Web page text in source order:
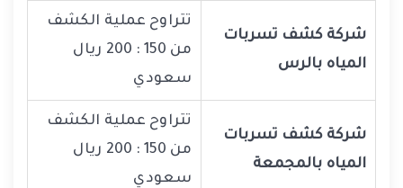
شركة كشف تسربات
المياه بالرس
تتراوح عملية الكشف
من 150 : 200 ريال
سعودي
شركة كشف تسربات
المياه بالمجمعة
تتراوح عملية الكشف
من 150 : 200 ريال
سعودي